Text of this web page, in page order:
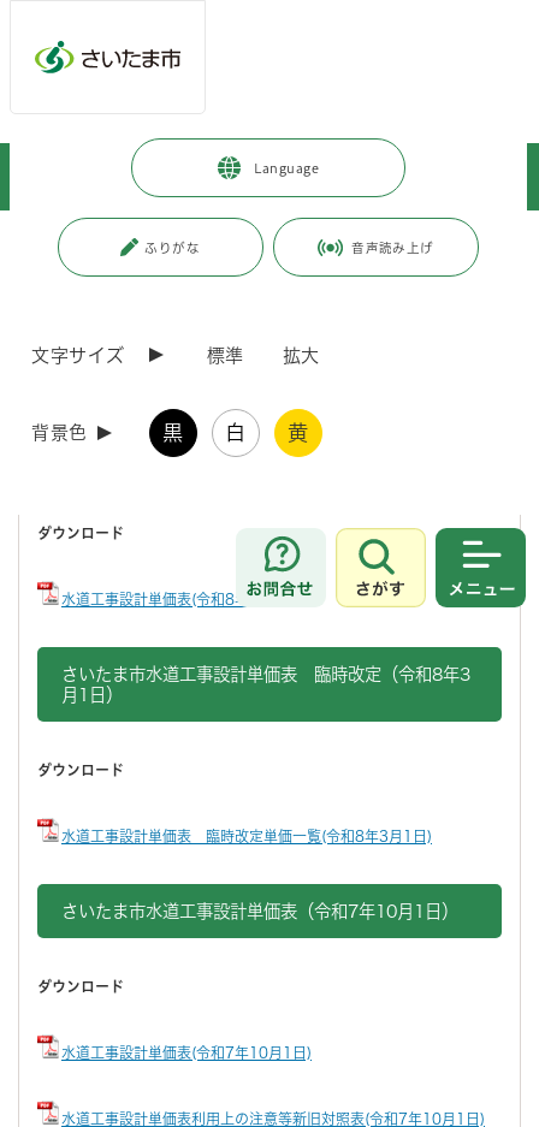
Language
ふりがな 音声読み上げ
文字サイズ 標準 拡大
背景色 黒 白 黄
お問合せ
さがす
暮らし・手続き > 上下水道・ごみ 上水道
> 水道工事設計単価表
更新日付：2026年4月1日 / ページ番号：C012514
さいたま市の発注する水道工事等の積算に使用している資材等単価を公
さいたま市水道工事設計単価表（令和8年4月1日）
ダウンロード
水道工事設計単価表(令和8年4月1日)
さいたま市水道工事設計単価表 臨時改定（令和8年3
月1日）
ダウンロード
水道工事設計単価表 臨時改定単価一覧(令和8年3月1日)
さいたま市水道工事設計単価表（令和7年10月1日）
ダウンロード
水道工事設計単価表(令和7年10月1日)
水道工事設計単価表利用上の注意等新旧対照表(令和7年10月1日)